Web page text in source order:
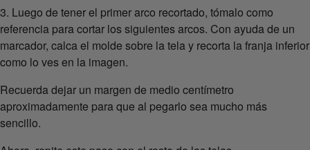
3. Luego de tener el primer arco recortado, tómalo como
referencia para cortar los siguientes arcos. Con ayuda de un
marcador, calca el molde sobre la tela y recorta la franja inferior
como lo ves en la imagen.
Recuerda dejar un margen de medio centímetro
aproximadamente para que al pegarlo sea mucho más
sencillo.